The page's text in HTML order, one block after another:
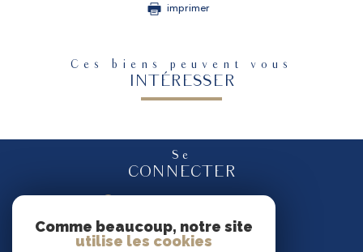
imprimer
Ces biens peuvent vous
INTÉRESSER
Se
CONNECTER
espace propriétaire
Nous
Comme beaucoup, notre site
utilise les cookies